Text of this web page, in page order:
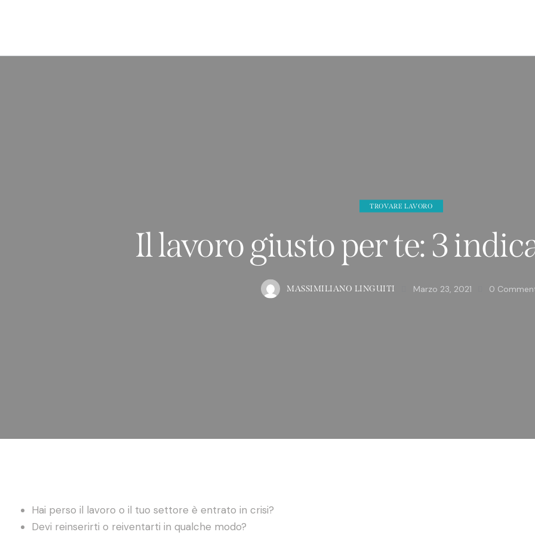
TROVARE LAVORO
Il lavoro giusto per te: 3
MASSIMILIANO LINGUITI Marzo 23, 2021 0
Hai perso il lavoro o il tuo settore è entrato in crisi?
Devi reinserirti o reiventarti in qualche modo?